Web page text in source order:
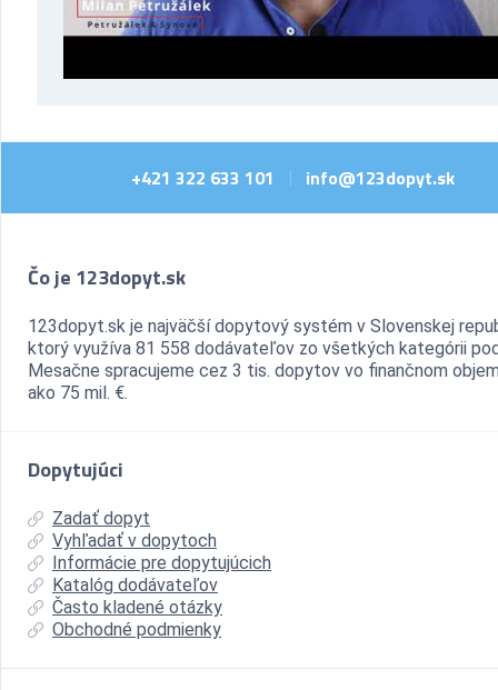
+421 322 633 101 info@123dopyt.sk
Čo je 123dopyt.sk
123dopyt.sk je najväčší dopytový systém v Slovenskej
ktorý využíva 81 558 dodávateľov zo všetkých kategórii
Mesačne spracujeme cez 3 tis. dopytov vo finančnom
ako 75 mil. €.
Dopytujúci
Zadať dopyt
Vyhľadať v dopytoch
Informácie pre dopytujúcich
Katalóg dodávateľov
Často kladené otázky
Obchodné podmienky